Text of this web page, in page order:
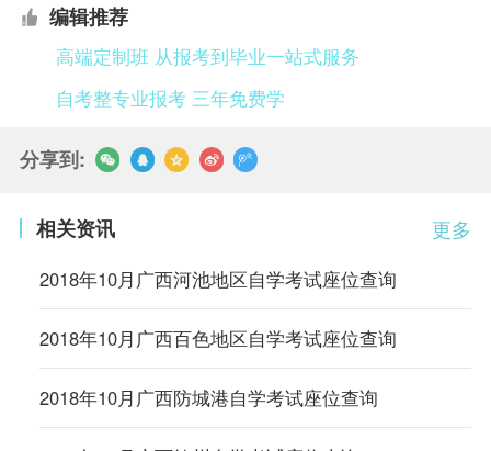
编辑推荐
高端定制班 从报考到毕业一站式服务
自考整专业报考 三年免费学
分享到:
更多
相关资讯
2018年10月广西河池地区自学考试座位查询
2018年10月广西百色地区自学考试座位查询
2018年10月广西防城港自学考试座位查询